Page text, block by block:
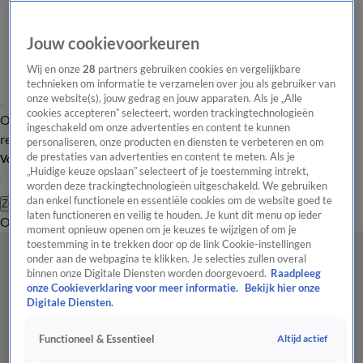
Overzicht Laatste nieuws Regionieuws Het beste van Hart
Tip de
redactie
Volg Hart van Nederland
Zoeken
OverzichtRegioUitzendingenWeerTip de redactiePanelVideo's
Jouw cookievoorkeuren
Wij en onze28 partners gebruiken cookies en vergelijkbare
technieken om informatie te verzamelen over jou als gebruiker van
onze website(s), jouw gedrag en jouw apparaten. Als je „Alle
cookies accepteren” selecteert, worden trackingtechnologieën
ingeschakeld om onze advertenties en content te kunnen
personaliseren, onze producten en diensten te verbeteren en om
de prestaties van advertenties en content te meten. Als je
„Huidige keuze opslaan” selecteert of je toestemming intrekt,
worden deze trackingtechnologieën uitgeschakeld. We gebruiken
dan enkel functionele en essentiële cookies om de website goed te
laten functioneren en veilig te houden. Je kunt dit menu op ieder
moment opnieuw openen om je keuzes te wijzigen of om je
toestemming in te trekken door op de link Cookie-instellingen
onder aan de webpagina te klikken. Je selecties zullen overal
binnen onze Digitale Diensten worden doorgevoerd. Raadpleeg
onze Cookieverklaring voor meer informatie.
Bekijk hier onze
Digitale Diensten.
Functioneel & Essentieel Altijd actief